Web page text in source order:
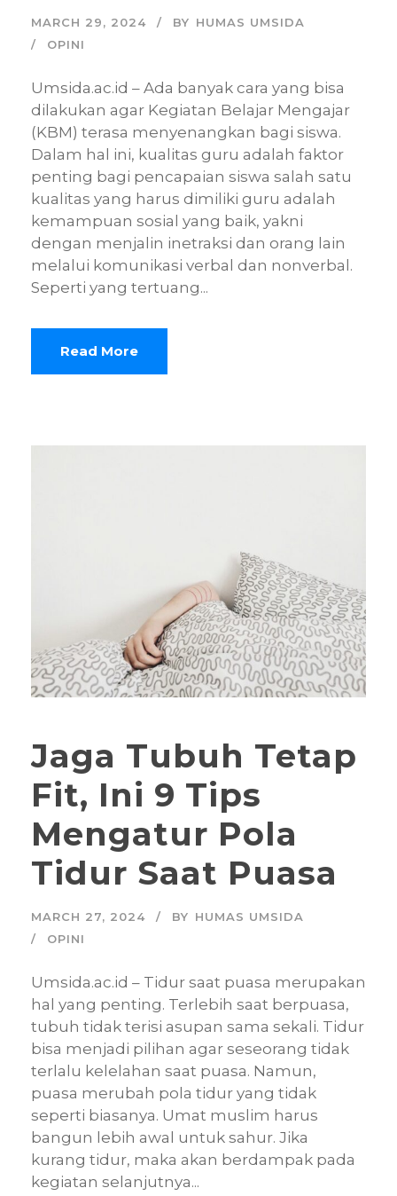
MARCH 29, 2024 BY HUMAS UMSIDA
OPINI
Umsida.ac.id – Ada banyak cara yang bisa
dilakukan agar Kegiatan Belajar Mengajar
(KBM) terasa menyenangkan bagi siswa.
Dalam hal ini, kualitas guru adalah faktor
penting bagi pencapaian siswa salah satu
kualitas yang harus dimiliki guru adalah
kemampuan sosial yang baik, yakni
dengan menjalin inetraksi dan orang lain
melalui komunikasi verbal dan nonverbal.
Seperti yang tertuang...
Read More
Jaga Tubuh Tetap
Fit, Ini 9 Tips
Mengatur Pola
Tidur Saat Puasa
MARCH 27, 2024 BY HUMAS UMSIDA
OPINI
Umsida.ac.id – Tidur saat puasa merupakan
hal yang penting. Terlebih saat berpuasa,
tubuh tidak terisi asupan sama sekali. Tidur
bisa menjadi pilihan agar seseorang tidak
terlalu kelelahan saat puasa. Namun,
puasa merubah pola tidur yang tidak
seperti biasanya. Umat muslim harus
bangun lebih awal untuk sahur. Jika
kurang tidur, maka akan berdampak pada
kegiatan selanjutnya...